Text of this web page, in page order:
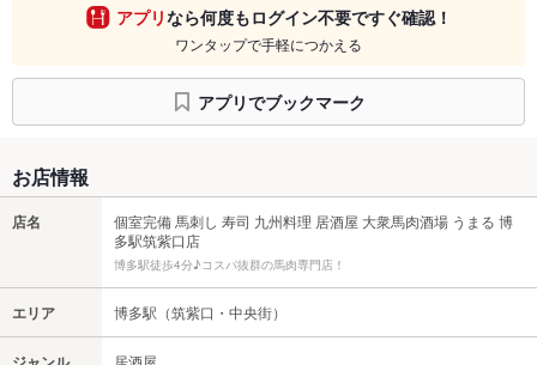
アプリなら何度もログイン不要ですぐ確認！
ワンタップで手軽につかえる
アプリでブックマーク
お店情報
店名
個室完備 馬刺し 寿司 九州料理 居酒屋 大衆馬肉酒場 うまる 博
多駅筑紫口店
博多駅徒歩4分♪コスパ抜群の馬肉専門店！
エリア 博多駅（筑紫口・中央街）
居酒屋